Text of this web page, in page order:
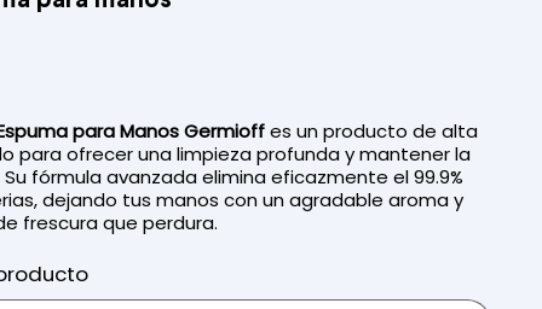
para Manos Germioffes un producto de alta
para ofrecer una limpieza profunda y mantener la
fórmula avanzada elimina eficazmente el 99.9%
dejando tus manos con un agradable aroma y
frescura que perdura.